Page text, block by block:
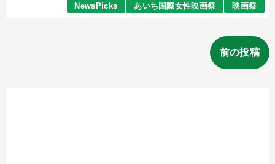
NewsPicks あいち国際女性映画祭 映画祭
前の投稿